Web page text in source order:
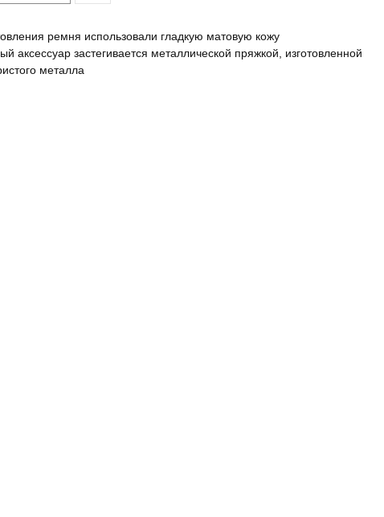
ремня использовали гладкую матовую кожу
аксессуар застегивается металлической пряжкой, изготовленной
металла